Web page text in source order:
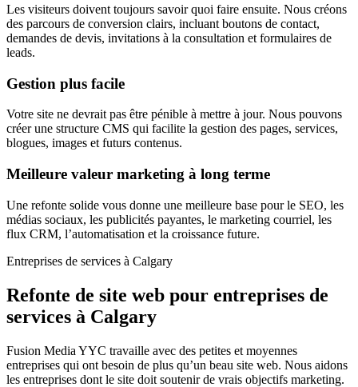
Les visiteurs doivent toujours savoir quoi faire ensuite. Nous créons
des parcours de conversion clairs, incluant boutons de contact,
demandes de devis, invitations à la consultation et formulaires de
leads.
Gestion plus facile
Votre site ne devrait pas être pénible à mettre à jour. Nous pouvons
créer une structure CMS qui facilite la gestion des pages, services,
blogues, images et futurs contenus.
Meilleure valeur marketing à long terme
Une refonte solide vous donne une meilleure base pour le SEO, les
médias sociaux, les publicités payantes, le marketing courriel, les
flux CRM, l’automatisation et la croissance future.
Entreprises de services à Calgary
Refonte de site web pour entreprises de
services à Calgary
Fusion Media YYC travaille avec des petites et moyennes
entreprises qui ont besoin de plus qu’un beau site web. Nous aidons
les entreprises dont le site doit soutenir de vrais objectifs marketing.